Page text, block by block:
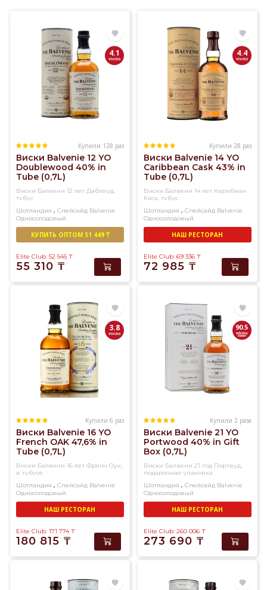
Дубовые
Виски
Balvenie
на
Elitalco.kz
уже
более
Доставка
виски
течение
4.1
Купили 128 раз
Виски Balvenie 12 YO
Doublewood 40% in
Tube (0,7L)
Виски Балвени 12 лет Даблвуд,
тубус
Шотландия , Спейсайд Balvenie
Односолодовый
КУПИТЬ ОПТОМ 51 449 ₸
Elite Club: 52 545 ₸
55 310 ₸
4.4
Купили 28 раз
Виски Balvenie 14 YO
Caribbean Cask 43% in
Tube (0,7L)
Виски Балвени 14 лет Карибиан
Каск, тубус
Шотландия , Спейсайд Balvenie
Односолодовый
НАШ РЕСТОРАН
Elite Club: 69 336 ₸
72 985 ₸
3.8
Купили 6 раз
Виски Balvenie 16 YO
French OAK 47,6% in
Tube (0,7L)
Виски Балвени 16 лет Френч Оук,
в тубусе
Шотландия , Спейсайд Balvenie
Односолодовый
НАШ РЕСТОРАН
Elite Club: 171 774 ₸
180 815 ₸
90.5
Купили 2 раза
Виски Balvenie 21 YO
Portwood 40% in Gift
Box (0,7L)
Виски Балвени 21 год Портвуд,
подарочная упаковка
Шотландия , Спейсайд Balvenie
Односолодовый
НАШ РЕСТОРАН
Elite Club: 260 006 ₸
273 690 ₸